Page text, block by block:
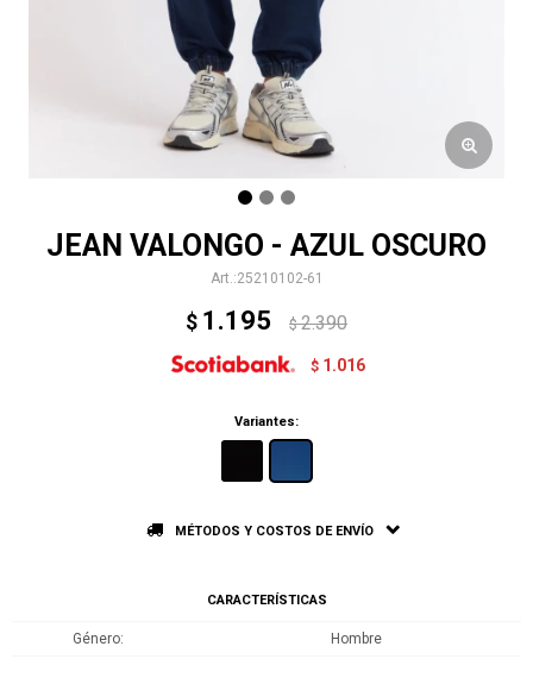
JEAN VALONGO - AZUL OSCURO
25210102-61
$ 1.195 $ 2.390
$ 1.016
Variantes:
MÉTODOS Y COSTOS DE ENVÍO
CARACTERÍSTICAS
Género Hombre